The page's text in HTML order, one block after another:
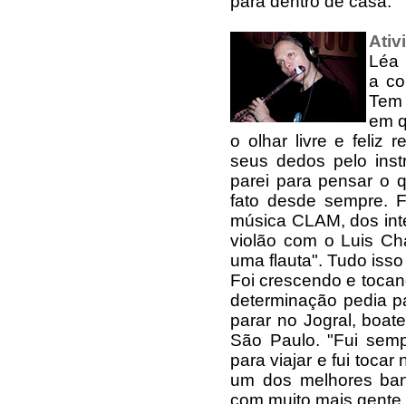
Léa
a
em
o olhar livre e feliz
seus dedos pelo
parei para pensar o
fato desde sempre.
música CLAM, dos
violão com o Luis
uma flauta". Tudo
Foi crescendo e
determinação pedia
parar no Jogral,
São Paulo. "Fui
para viajar e fui tocar
um dos melhores
com muito mais